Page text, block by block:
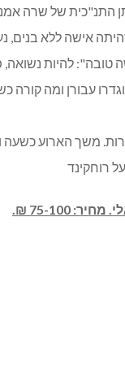
של שרה
אישה ללא בנים,
להיות נשואה,
עבורן ומה קורה
משך הארוע כשעה
רוחקינד